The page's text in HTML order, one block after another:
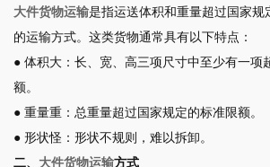
大件货物运输是指运送体积和重量超过国家规
的运输方式。这类货物通常具有以下特点：
● 体积大：长、宽、高三项尺寸中至少有一项
额。
● 重量重：总重量超过国家规定的标准限额。
● 形状怪：形状不规则，难以拆卸。
二、 大件货物运输方式